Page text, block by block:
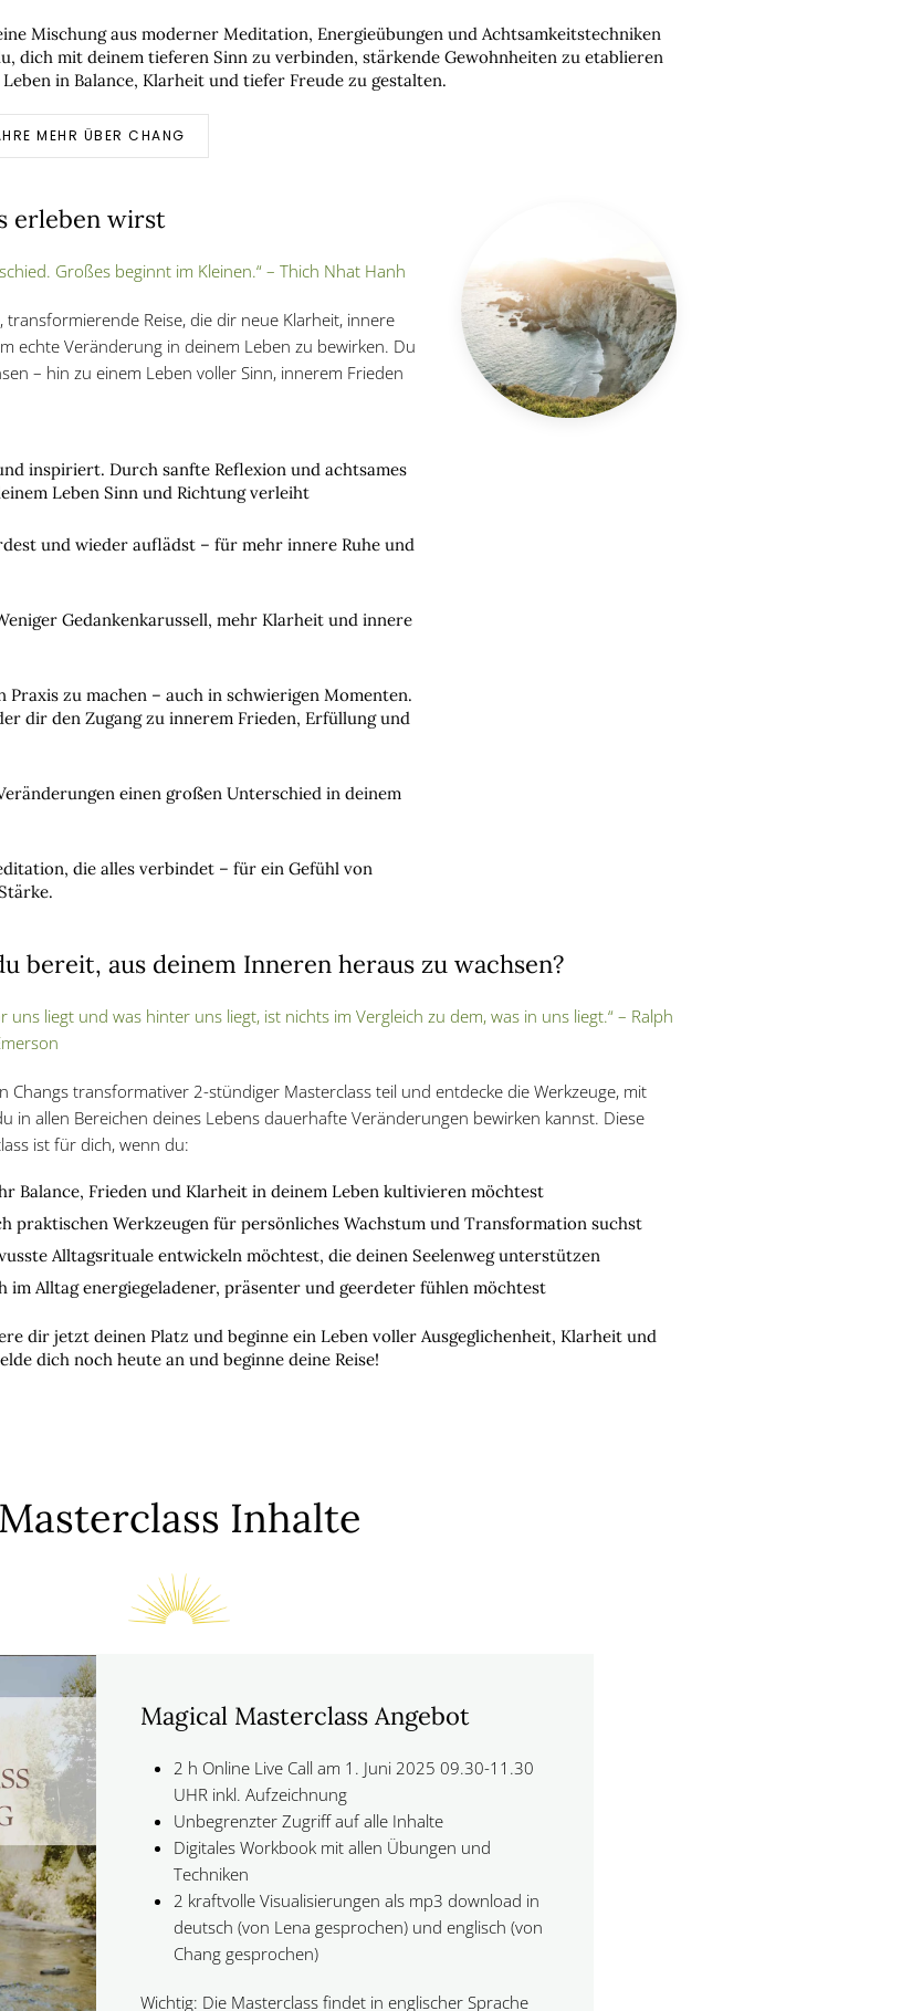
Mischung aus moderner Meditation, Energieübungen und Achtsamkeitstechniken
dich mit deinem tieferen Sinn zu verbinden, stärkende Gewohnheiten zu etablieren
in Balance, Klarheit und tiefer Freude zu gestalten.
MEHR ÜBER CHANG
erleben wirst
Großes beginnt im Kleinen.“ – Thich Nhat Hanh
Reise, die dir neue Klarheit, innere
echte Veränderung in deinem Leben zu bewirken. Du
– hin zu einem Leben voller Sinn, innerem Frieden
inspiriert. Durch sanfte Reflexion und achtsames
Leben Sinn und Richtung verleiht
und wieder auflädst – für mehr innere Ruhe und
Gedankenkarussell, mehr Klarheit und innere
zu machen – auch in schwierigen Momenten.
dir den Zugang zu innerem Frieden, Erfüllung und
einen großen Unterschied in deinem
die alles verbindet – für ein Gefühl von
bereit, aus deinem Inneren heraus zu wachsen?
uns liegt und was hinter uns liegt, ist nichts im Vergleich zu dem, was in uns liegt.“ – Ralph
Changs transformativer 2-stündiger Masterclass teil und entdecke die Werkzeuge, mit
in allen Bereichen deines Lebens dauerhafte Veränderungen bewirken kannst. Diese
ist für dich, wenn du:
Balance, Frieden und Klarheit in deinem Leben kultivieren möchtest
praktischen Werkzeugen für persönliches Wachstum und Transformation suchst
Alltagsrituale entwickeln möchtest, die deinen Seelenweg unterstützen
im Alltag energiegeladener, präsenter und geerdeter fühlen möchtest
dir jetzt deinen Platz und beginne ein Leben voller Ausgeglichenheit, Klarheit und
dich noch heute an und beginne deine Reise!
Masterclass Inhalte
Magical Masterclass Angebot
2 h Online Live Call am 1. Juni 2025 09.30-11.30
UHR inkl. Aufzeichnung
Unbegrenzter Zugriff auf alle Inhalte
Digitales Workbook mit allen Übungen und
Techniken
2 kraftvolle Visualisierungen als mp3 download in
deutsch (von Lena gesprochen) und englisch (von
Chang gesprochen)
Wichtig: Die Masterclass findet in englischer Sprache